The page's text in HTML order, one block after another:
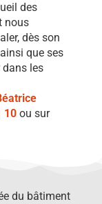
des
nous
dès son
que ses
dans les
10 ou sur
du bâtiment